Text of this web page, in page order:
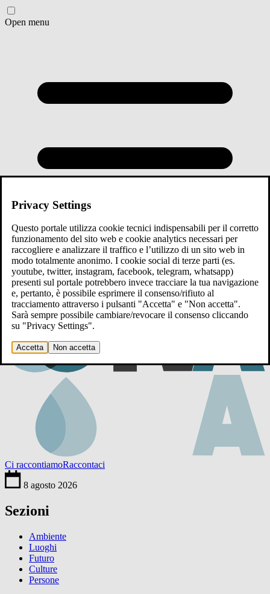
Open menu
Ci raccontiamoRaccontaci
8 agosto 2026
Sezioni
Ambiente
Luoghi
Futuro
Culture
Persone
Privacy Settings
Questo portale utilizza cookie tecnici indispensabili per il corretto
funzionamento del sito web e cookie analytics necessari per
raccogliere e analizzare il traffico e l’utilizzo di un sito web in
modo totalmente anonimo. I cookie social di terze parti (es.
youtube, twitter, instagram, facebook, telegram, whatsapp)
presenti sul portale potrebbero invece tracciare la tua navigazione
e, pertanto, è possibile esprimere il consenso/rifiuto al
tracciamento attraverso i pulsanti "Accetta" e "Non accetta".
Sarà sempre possibile cambiare/revocare il consenso cliccando
su "Privacy Settings".
Accetta Non accetta